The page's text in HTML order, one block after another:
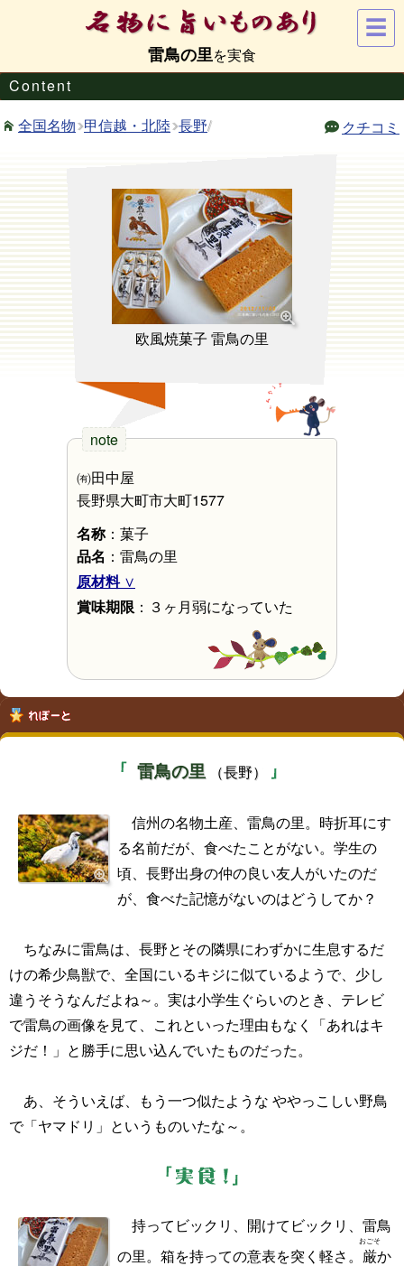
雷鳥の里
Content
全国名物 甲信越・北陸 長野/ クチコミ
欧風焼菓子 雷鳥の里
㈲田中屋
長野県大町市大町1577
名称：菓子
品名 ：雷鳥の里
原材料
賞味期限 ：３ヶ月弱になっていた
雷鳥の里 （長野）
信州の名物土産、雷鳥の里。時折耳にす
る名前だが、食べたことがない。学生の
頃、長野出身の仲の良い友人がいたのだ
が、食べた記憶がないのはどうしてか？
ちなみに雷鳥は、長野とその隣県にわずかに生息するだ
けの希少鳥獣で、全国にいるキジに似ているようで、少し
違うそうなんだよね～。実は小学生ぐらいのとき、テレビ
で雷鳥の画像を見て、これといった理由もなく「あれはキ
ジだ！」と勝手に思い込んでいたものだった。
あ、そういえば、もう一つ似たような ややっこしい野鳥
で「ヤマドリ」というものいたな～。
持ってビックリ、開けてビックリ、雷鳥
の里。箱を持っての意表を突く軽さ。 厳
おごそ
か
☰